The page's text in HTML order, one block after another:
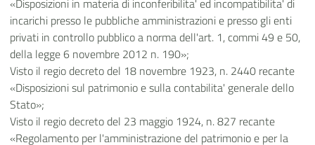
«Disposizioni in materia di inconferibilita' ed incompatibilita' di
incarichi presso le pubbliche amministrazioni e presso gli enti
privati in controllo pubblico a norma dell'art. 1, commi 49 e 50,
della legge 6 novembre 2012 n. 190»;
Visto il regio decreto del 18 novembre 1923, n. 2440 recante
«Disposizioni sul patrimonio e sulla contabilita' generale dello
Stato»;
Visto il regio decreto del 23 maggio 1924, n. 827 recante
«Regolamento per l'amministrazione del patrimonio e per la